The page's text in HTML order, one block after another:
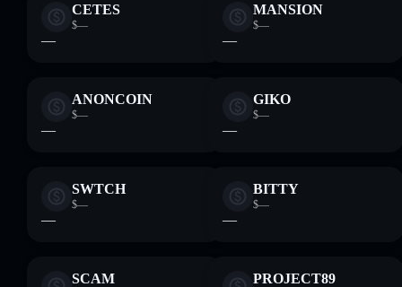
CETES
$—
—
MANSION
$—
—
ANONCOIN
$—
—
GIKO
$—
—
SWTCH
$—
—
BITTY
$—
—
SCAM PROJECT89